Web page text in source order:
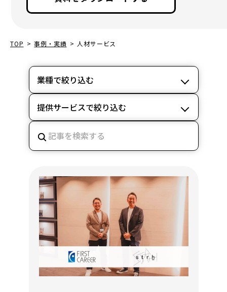
TOP > 事例・実績 > 人材サービス